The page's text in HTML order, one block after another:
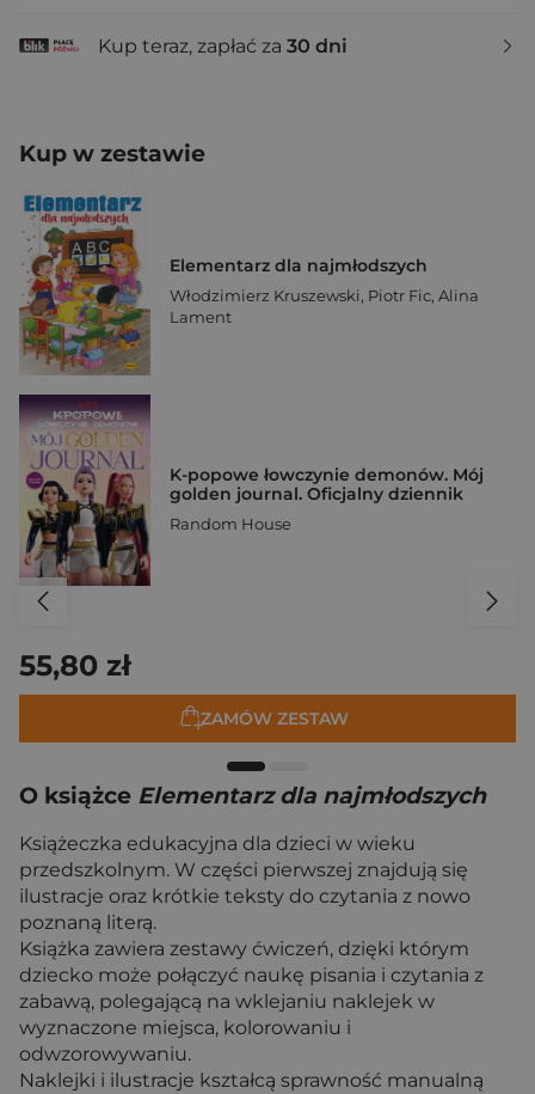
Kup teraz, zapłać za 30 dni
Kup w zestawie
Elementarz dla najmłodszych
Włodzimierz Kruszewski, Piotr Fic, Alina
Lament
K-popowe łowczynie demonów. Mój
golden journal. Oficjalny dziennik
Random House
55,80 zł
ZAMÓW ZESTAW
O książce Elementarz dla najmłodszych
Książeczka edukacyjna dla dzieci w wieku
przedszkolnym. W części pierwszej znajdują się
ilustracje oraz krótkie teksty do czytania z nowo
poznaną literą.
Książka zawiera zestawy ćwiczeń, dzięki którym
dziecko może połączyć naukę pisania i czytania z
zabawą, polegającą na wklejaniu naklejek w
wyznaczone miejsca, kolorowaniu i
odwzorowywaniu.
Naklejki i ilustracje kształcą sprawność manualną